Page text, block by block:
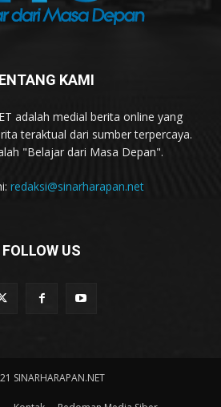
KAMI
adalah medial berita online yang
teraktual dari sumber terpercaya.
"Belajar dari Masa Depan".
redaksi@sinarharapan.net
FOLLOW US
SINARHARAPAN.NET